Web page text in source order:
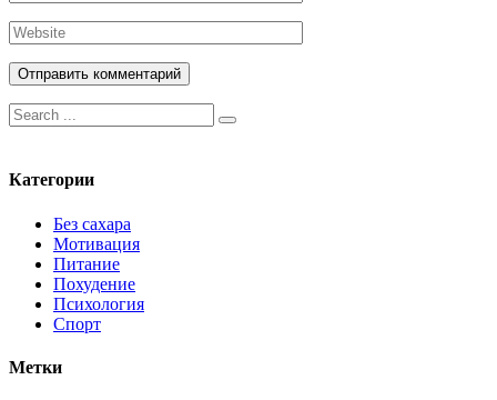
Искать:
Категории
Без сахара
Мотивация
Питание
Похудение
Психология
Спорт
Метки